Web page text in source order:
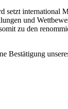
setzt international
und
zu den
Bestätigung